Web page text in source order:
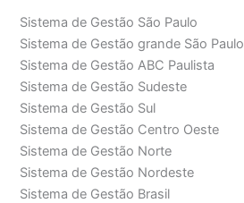
Sistema de Gestão São Paulo
Sistema de Gestão grande São Paulo
Sistema de Gestão ABC Paulista
Sistema de Gestão Sudeste
Sistema de Gestão Sul
Sistema de Gestão Centro Oeste
Sistema de Gestão Norte
Sistema de Gestão Nordeste
Sistema de Gestão Brasil